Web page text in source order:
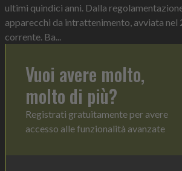
ultimi quindici anni. Dalla
apparecchi da intrattenimento, avviata nel
corrente. Ba...
Vuoi avere molto,
molto di più?
Registrati gratuitamente per avere
accesso alle funzionalità avanzate